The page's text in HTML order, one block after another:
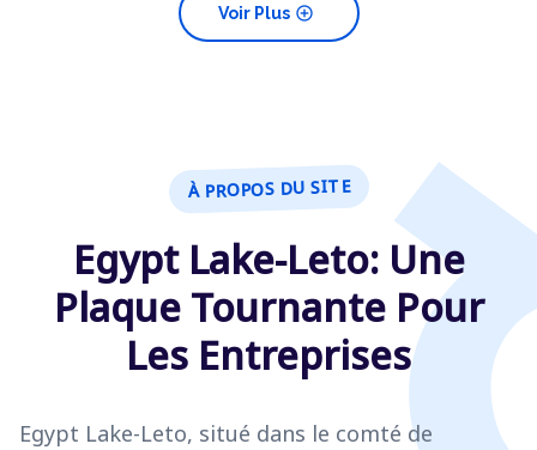
add_circle
Voir Plus
À PROPOS DU SITE
Egypt Lake-Leto: Une
Plaque Tournante Pour
Les Entreprises
Egypt Lake-Leto, situé dans le comté de